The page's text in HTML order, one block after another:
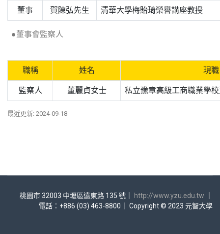
董事 賀陳弘先生 清華大學梅貽琦榮譽講座教授
●董事會監察人
職稱 姓名 現職
監察人 董麗貞女士 私立豫章高級工商職業學
最近更新: 2024-09-18
桃園市 32003 中壢區遠東路 135 號｜ http://www.yzu.edu.tw
電話：+886 (03) 463-8800｜ Copyright © 2023 元智大學